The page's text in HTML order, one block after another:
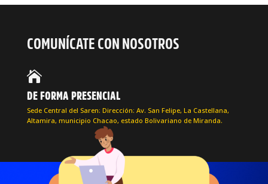
COMUNÍCATE CON NOSOTROS

DE FORMA PRESENCIAL
Sede Central del Saren: Dirección: Av. San Felipe, La Castellana,
Altamira, municipio Chacao, estado Bolivariano de Miranda.